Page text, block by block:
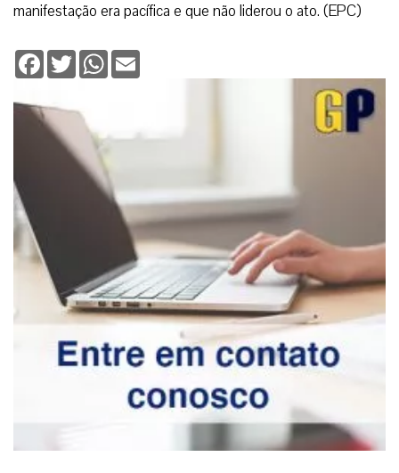
manifestação era pacífica e que não liderou o ato. (EPC)
Facebook
TwitterWhatsApp